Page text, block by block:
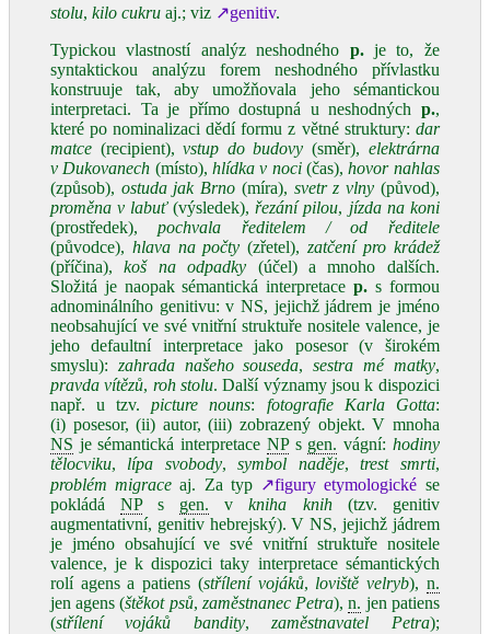
stolu, kilo cukru aj.; viz ↗genitiv.
Typickou vlastností analýz neshodného p.je to, že
syntaktickou analýzu forem neshodného přívlastku
konstruuje tak, aby umožňovala jeho sémantickou
interpretaci. Ta je přímo dostupná u neshodných p.,
které po nominalizaci dědí formu z větné struktury: dar
matce (recipient),vstup do budovy (směr), elektrárna
v Dukovanech (místo),hlídka v noci(čas),hovor nahlas
(způsob), ostuda jak Brno (míra), svetr z vlny (původ),
proměna v labuť(výsledek),řezání pilou, jízda na koni
(prostředek),pochvala ředitelem / od ředitele
(původce), hlava na počty (zřetel),zatčení pro krádež
(příčina),koš na odpadky (účel) a mnoho dalších.
Složitá je naopak sémantická interpretacep. s formou
adnominálního genitivu: v NS, jejichž jádrem je jméno
neobsahující ve své vnitřní struktuře nositele valence, je
jeho defaultní interpretace jako posesor (v širokém
smyslu): zahrada našeho souseda,sestra mé matky,
pravda vítězů, roh stolu. Další významy jsou k dispozici
např. u tzv.picture nouns: fotografie Karla Gotta:
(i) posesor, (ii) autor, (iii) zobrazený objekt. V mnoha
NS je sémantická interpretace NPs gen. vágní: hodiny
tělocviku, lípa svobody,symbol naděje,trest smrti,
problém migrace aj. Za typ ↗figury etymologické se
pokládáNPs gen. vkniha knih(tzv. genitiv
augmentativní, genitiv hebrejský). V NS, jejichž jádrem
je jméno obsahující ve své vnitřní struktuře nositele
valence, je k dispozici taky interpretace sémantických
rolí agens a patiens (střílení vojáků, loviště velryb), n.
jen agens (štěkot psů, zaměstnanec Petra),n. jen patiens
(střílení vojáků bandity,zaměstnavatel Petra);